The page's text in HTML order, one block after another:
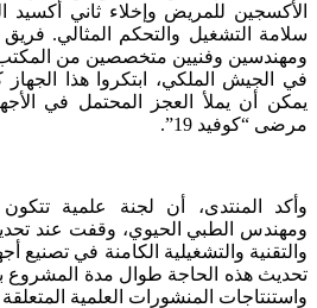
سلامة التشغيل والتحكم المثالي.
ومهندسين وفنيين متخصصين من المكتب
في الجيش الملكي، ابتكروا هذا
يمكن أن يملأ العجز المحتمل في
مرضى “كوفيد 19”.
وأكد المنتدى، أن لجنة علمية
ومهندس الطبي الحيوي، وقفت عند
والتقنية والتشغيلية الكامنة في تصنيع
تحديث هذه الحاجة طوال مدة المشروع
واستنتاجات المنشورات العلمية